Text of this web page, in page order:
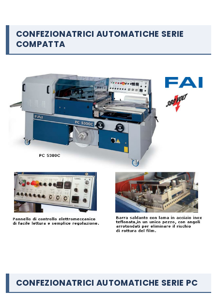
CONFEZIONATRICI AUTOMATICHE SERIE
COMPATTA
CONFEZIONATRICI AUTOMATICHE SERIE PC